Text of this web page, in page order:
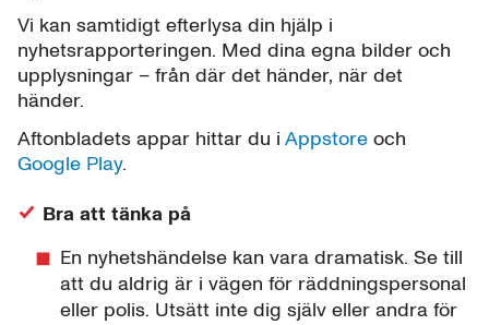
Vi kan samtidigt efterlysa din hjälp i
nyhetsrapporteringen. Med dina egna bilder och
upplysningar – från där det händer, när det
händer.
Aftonbladets appar hittar du i Appstore och
Google Play.
Bra att tänka på
En nyhetshändelse kan vara dramatisk. Se till
att du aldrig är i vägen för räddningspersonal
eller polis. Utsätt inte dig själv eller andra för